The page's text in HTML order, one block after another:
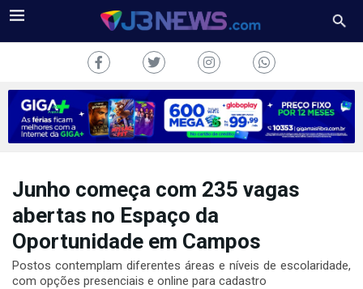
J3NEWS
COLUNAS
Junho começa com 235 vagas
abertas no Espaço da
Oportunidade em Campos
Postos contemplam diferentes áreas e níveis de escolaridade,
com opções presenciais e online para cadastro